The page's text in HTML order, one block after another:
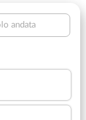
andata